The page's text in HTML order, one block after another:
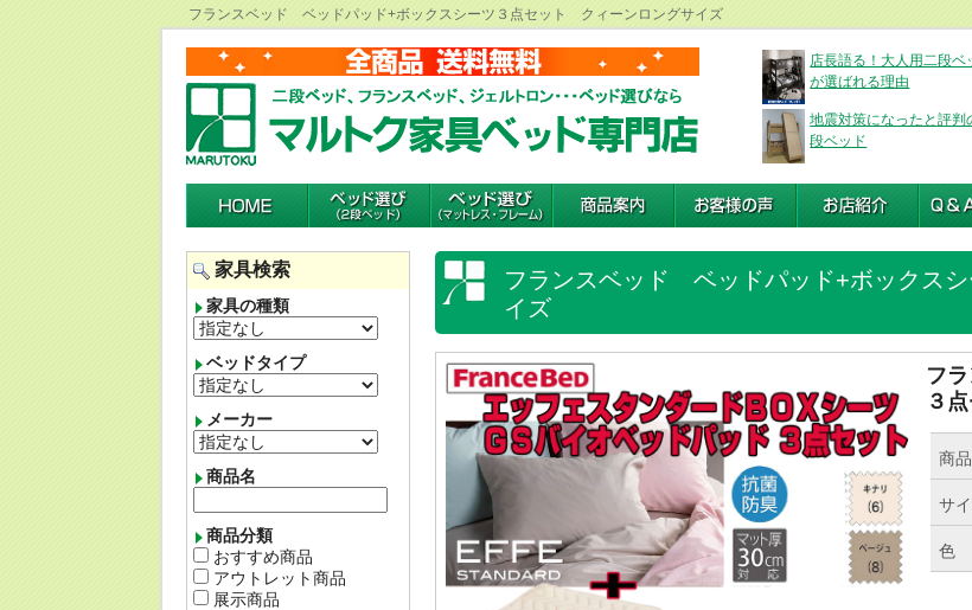
フランスベッド ベッドパッド+ボックスシーツ３点セット クィーンロングサイズ
店長語る！大人用二段ベ
が選ばれる理由
地震対策になったと評判
段ベッド
家具検索
家具の種類
ベッドタイプ
メーカー
商品名
商品分類
おすすめ商品
アウトレット商品
展示商品
フランスベッド ベッドパッド+ボックス
イズ
フ
３
商
サ
色